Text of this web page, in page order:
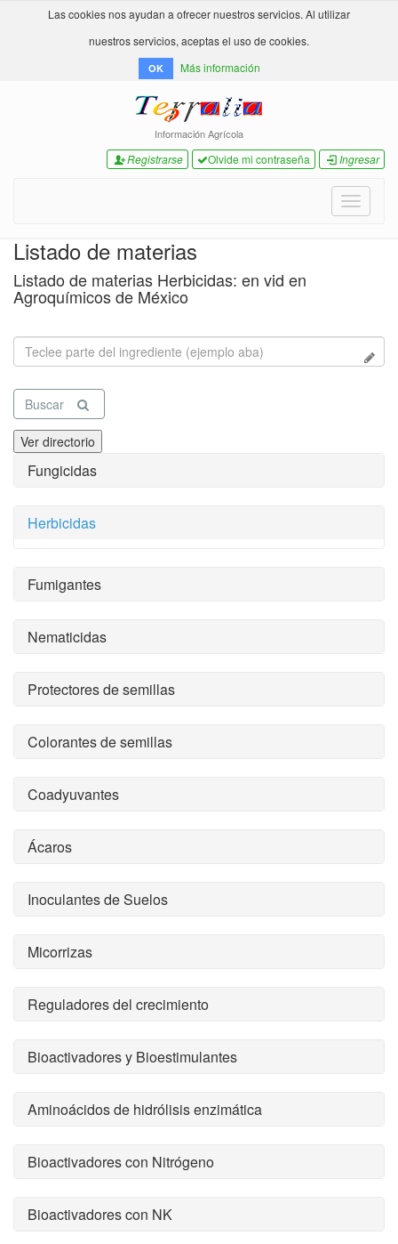
Las cookies nos ayudan a ofrecer nuestros servicios. Al utilizar
nuestros servicios, aceptas el uso de cookies.
OK Más información
Información Agrícola
Registrarse Olvide mi contraseña Ingresar
Toggle
Listado de materias
Listado de materias Herbicidas: en vid en
Agroquímicos de México
Buscar
Ver directorio
Fungicidas
Herbicidas
Fumigantes
Nematicidas
Protectores de semillas
Colorantes de semillas
Coadyuvantes
Ácaros
Inoculantes de Suelos
Micorrizas
Reguladores del crecimiento
Bioactivadores y Bioestimulantes
Aminoácidos de hidrólisis enzimática
Bioactivadores con Nitrógeno
Bioactivadores con NK